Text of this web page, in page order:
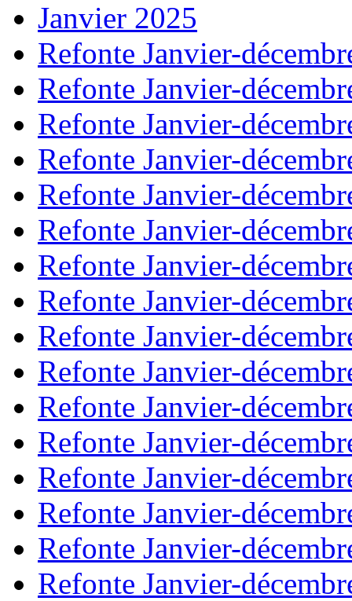
Janvier 2025
Refonte Janvier-
Refonte Janvier-
Refonte Janvier-
Refonte Janvier-
Refonte Janvier-
Refonte Janvier-
Refonte Janvier-
Refonte Janvier-
Refonte Janvier-
Refonte Janvier-
Refonte Janvier-
Refonte Janvier-
Refonte Janvier-
Refonte Janvier-
Refonte Janvier-
Refonte Janvier-